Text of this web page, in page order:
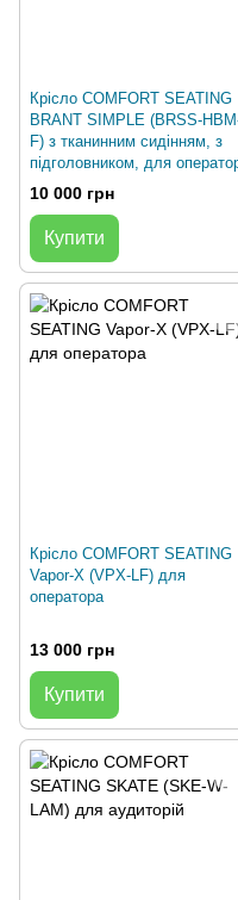
Крісло COMFORT SEATING
BRANT SIMPLE (BRSS-
F) з тканинним сидінням, з
підголовником, для
10 000 грн
Купити
Крісло COMFORT SEATING
Vapor-X (VPX-LF) для
оператора
13 000 грн
Купити